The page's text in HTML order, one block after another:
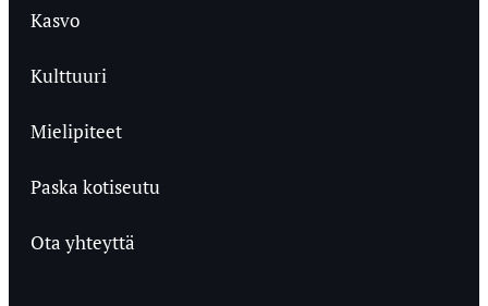
Kasvo
Kulttuuri
Mielipiteet
Paska kotiseutu
Ota yhteyttä